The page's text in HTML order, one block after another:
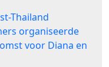
Thailand
organiseerde
voor Diana en